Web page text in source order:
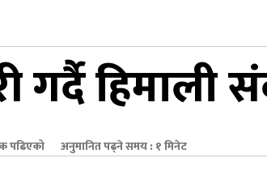
गर्दै हिमाली
पढिएको अनुमानित पढ्ने समय : १ मिनेट